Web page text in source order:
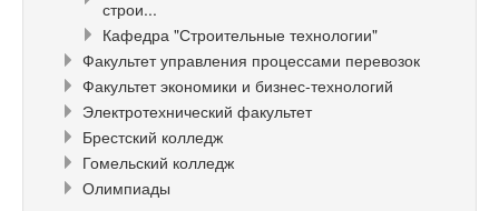
строи...
Кафедра "Строительные технологии"
Факультет управления процессами перевозок
Факультет экономики и бизнес-технологий
Электротехнический факультет
Брестский колледж
Гомельский колледж
Олимпиады